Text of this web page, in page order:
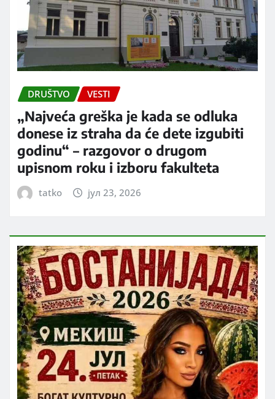
DRUŠTVO VESTI
„Najveća greška je kada se odluka
donese iz straha da će dete izgubiti
godinu“ – razgovor o drugom
upisnom roku i izboru fakulteta
tatko јул 23, 2026